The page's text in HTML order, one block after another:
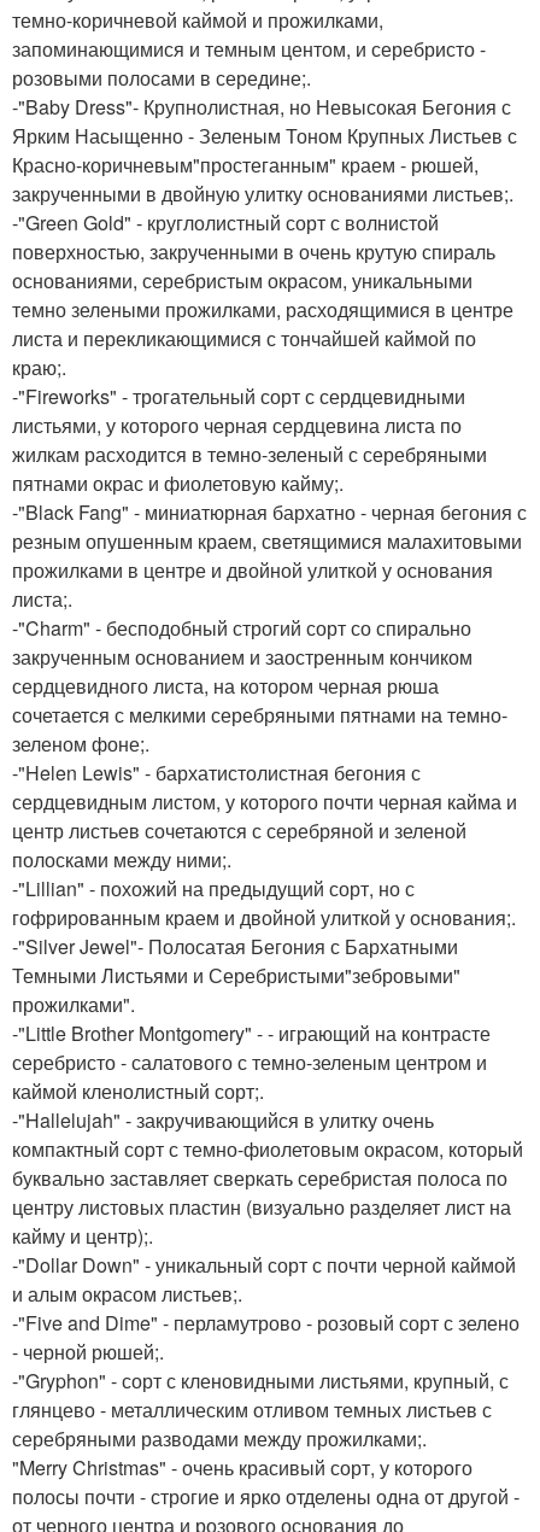
темно-коричневой каймой и прожилками,
запоминающимися и темным центом, и серебристо -
розовыми полосами в середине;.
-"Baby Dress"- Крупнолистная, но Невысокая Бегония с
Ярким Насыщенно - Зеленым Тоном Крупных Листьев с
Красно-коричневым"простеганным" краем - рюшей,
закрученными в двойную улитку основаниями листьев;.
-"Green Gold" - круглолистный сорт с волнистой
поверхностью, закрученными в очень крутую спираль
основаниями, серебристым окрасом, уникальными
темно зелеными прожилками, расходящимися в центре
листа и перекликающимися с тончайшей каймой по
краю;.
-"Fireworks" - трогательный сорт с сердцевидными
листьями, у которого черная сердцевина листа по
жилкам расходится в темно-зеленый с серебряными
пятнами окрас и фиолетовую кайму;.
-"Black Fang" - миниатюрная бархатно - черная бегония с
резным опушенным краем, светящимися малахитовыми
прожилками в центре и двойной улиткой у основания
листа;.
-"Charm" - бесподобный строгий сорт со спирально
закрученным основанием и заостренным кончиком
сердцевидного листа, на котором черная рюша
сочетается с мелкими серебряными пятнами на темно-
зеленом фоне;.
-"Helen Lewis" - бархатистолистная бегония с
сердцевидным листом, у которого почти черная кайма и
центр листьев сочетаются с серебряной и зеленой
полосками между ними;.
-"Lillian" - похожий на предыдущий сорт, но с
гофрированным краем и двойной улиткой у основания;.
-"Silver Jewel"- Полосатая Бегония с Бархатными
Темными Листьями и Серебристыми"зебровыми"
прожилками".
-"Little Brother Montgomery" - - играющий на контрасте
серебристо - салатового с темно-зеленым центром и
каймой кленолистный сорт;.
-"Hallelujah" - закручивающийся в улитку очень
компактный сорт с темно-фиолетовым окрасом, который
буквально заставляет сверкать серебристая полоса по
центру листовых пластин (визуально разделяет лист на
кайму и центр);.
-"Dollar Down" - уникальный сорт с почти черной каймой
и алым окрасом листьев;.
-"Five and Dime" - перламутрово - розовый сорт с зелено
- черной рюшей;.
-"Gryphon" - сорт с кленовидными листьями, крупный, с
глянцево - металлическим отливом темных листьев с
серебряными разводами между прожилками;.
"Merry Christmas" - очень красивый сорт, у которого
полосы почти - строгие и ярко отделены одна от другой -
от черного центра и розового основания до